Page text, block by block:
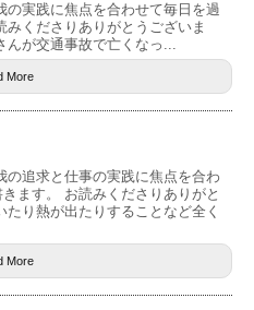
の実践に焦点を合わせて毎日を過
みくださりありがとうございま
が交通事故で亡くなっ...
More
の追求と仕事の実践に焦点を合わ
ます。 お読みくださりありがと
り熱が出たりすることなど全く
More